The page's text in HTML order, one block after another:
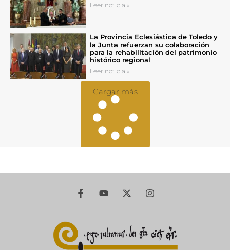
Leer noticia »
La Provincia Eclesiástica de Toledo y
la Junta refuerzan su colaboración
para la rehabilitación del patrimonio
histórico regional
Leer noticia »
Cargar más